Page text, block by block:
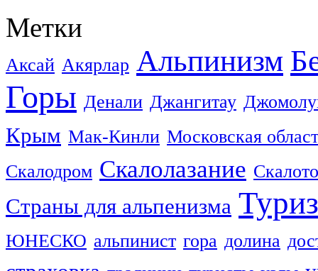
Метки
Аксай Акярлар Альпинизм
Горы Денали Джангитау
Крым Мак-Кинли Московская
Скалодром Скалолазание
Страны для альпенизма
ЮНЕСКО альпинист гора долина